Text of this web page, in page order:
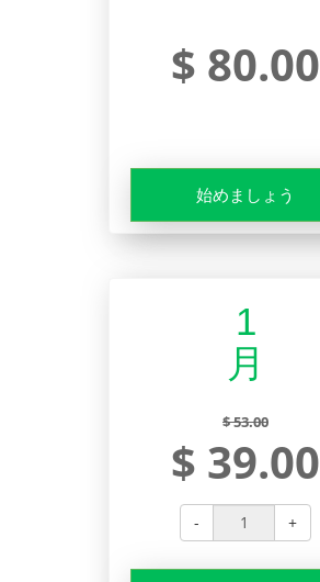
$ 80.00
始めましょう
1
月
$ 53.00
$ 39.00
- +